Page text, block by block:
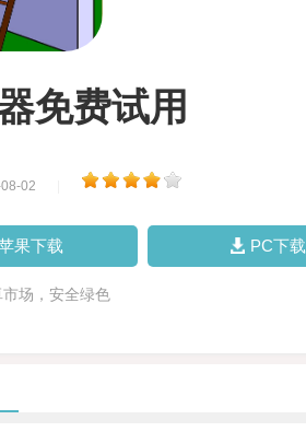
免费试用
02
果下载 PC下载
场，安全绿色